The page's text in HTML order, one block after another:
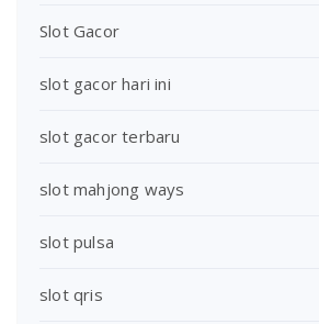
Slot Gacor
slot gacor hari ini
slot gacor terbaru
slot mahjong ways
slot pulsa
slot qris